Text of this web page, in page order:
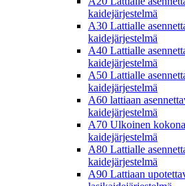
kaidejärjestelmä
A30 Lattialle
kaidejärjestelmä
A40 Lattialle
kaidejärjestelmä
A50 Lattialle
kaidejärjestelmä
A60 lattiaan
kaidejärjestelmä
A70 Ulkoinen
kaidejärjestelmä
A80 Lattialle
kaidejärjestelmä
A90 Lattiaan